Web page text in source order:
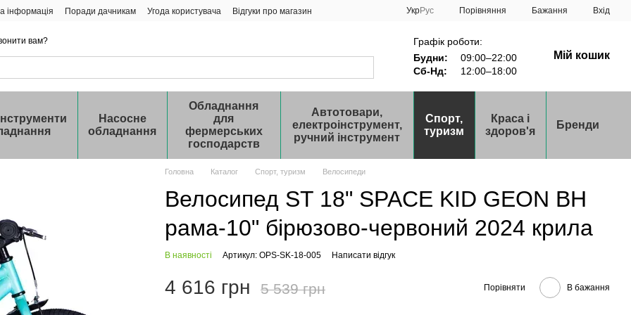
інформація Поради дачникам Угода користувача Відгуки про магазин УкрРус Порівняння Бажання Вхід
вам?
Графік роботи:
Будни:
09:00–22:00
Сб-Нд:
12:00–18:00
Мій кошик
Насосне
обладнання
Обладнання
для
фермерських
господарств
Автотовари,
електроінструмент,
ручний інструмент
Спорт,
туризм
Краса і
здоров'я
Бренди
Головна Каталог Спорт, туризм Велосипеди
Велосипед ST 18" SPACE KID GEON BH
рама-10" бірюзово-червоний 2024 крила
В наявності Артикул: OPS-SK-18-005 Написати відгук
4 616 грн 5 539 грн Порівняти В бажання